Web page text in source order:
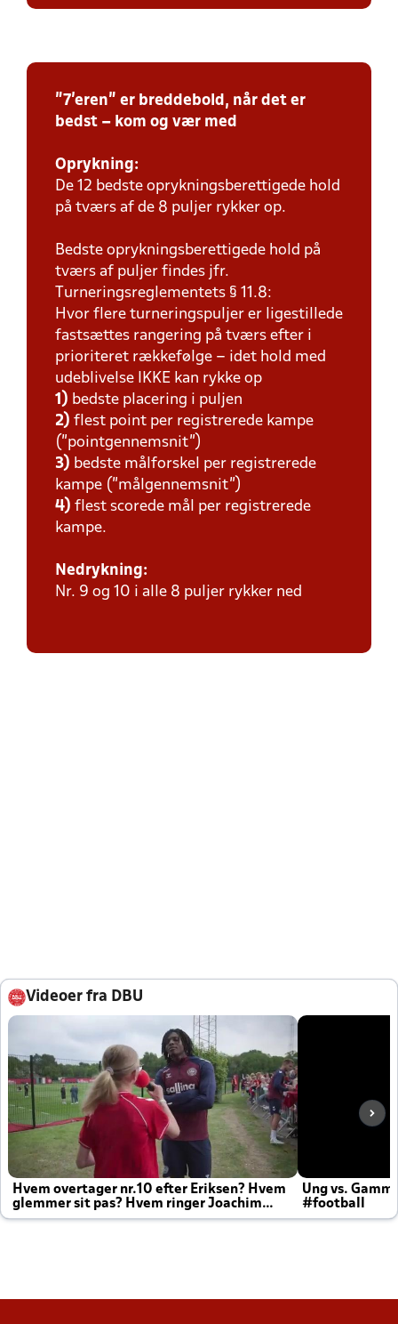
"7'eren" er breddebold, når det er
bedst – kom og vær med
Oprykning:
De 12 bedste oprykningsberettigede hold
på tværs af de 8 puljer rykker op.
Bedste oprykningsberettigede hold på
tværs af puljer findes jfr.
Turneringsreglementets § 11.8:
Hvor flere turneringspuljer er ligestillede
fastsættes rangering på tværs efter i
prioriteret rækkefølge – idet hold med
udeblivelse IKKE kan rykke op
1) bedste placering i puljen
2) flest point per registrerede kampe
(”pointgennemsnit”)
3) bedste målforskel per registrerede
kampe (”målgennemsnit”)
4) flest scorede mål per registrerede
kampe.
Nedrykning:
Nr. 9 og 10 i alle 8 puljer rykker ned
Videoer fra DBU
Hvem overtager nr.10 efter Eriksen? Hvem
glemmer sit pas? Hvem ringer Joachim
altid til efter kampe?
Ung vs.
#football